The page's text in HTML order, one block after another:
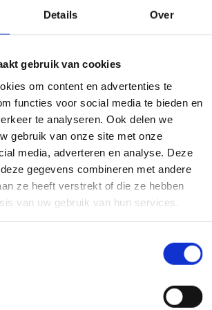
Details Over
gebruik van cookies
om content en advertenties te
functies voor social media te bieden en
te analyseren. Ook delen we
gebruik van onze site met onze
media, adverteren en analyse. Deze
gegevens combineren met andere
ze heeft verstrekt of die ze hebben
van uw gebruik van hun services.
Machen Sie es
und wir werden es möglich
INFORMIEREN SIE UNS